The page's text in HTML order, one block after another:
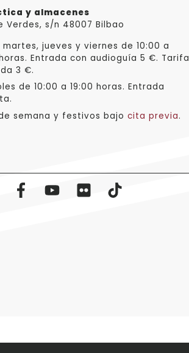
y almacenes
Verdes, s/n 48007 Bilbao
martes, jueves y viernes de 10:00 a
Entrada con audioguía 5 €. Tarifa
3 €.
de 10:00 a 19:00 horas. Entrada
semana y festivos bajo cita previa.